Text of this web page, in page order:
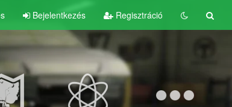
Bejelentkezés Regisztráció